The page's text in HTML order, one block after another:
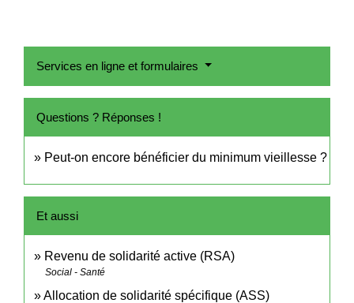
Services en ligne et formulaires
Questions ? Réponses !
Peut-on encore bénéficier du minimum vieillesse ?
Et aussi
Revenu de solidarité active (RSA)
Social - Santé
Allocation de solidarité spécifique (ASS)